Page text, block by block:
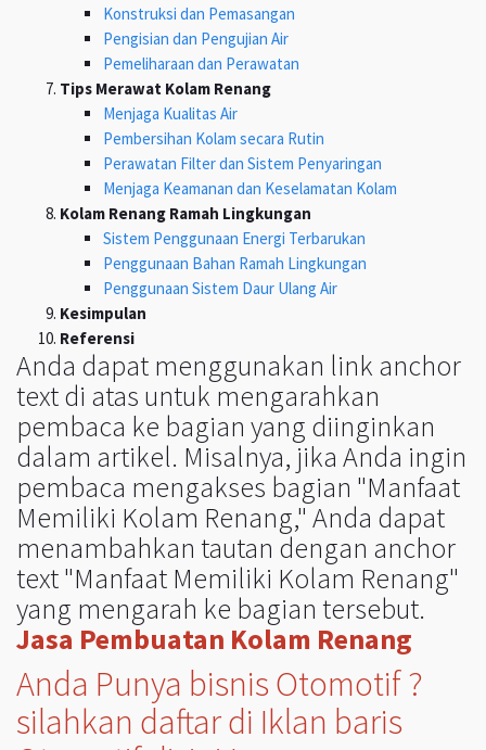
Konstruksi dan Pemasangan
Pengisian dan Pengujian Air
Pemeliharaan dan Perawatan
Tips Merawat Kolam Renang
Menjaga Kualitas Air
Pembersihan Kolam secara Rutin
Perawatan Filter dan Sistem Penyaringan
Menjaga Keamanan dan Keselamatan Kolam
Kolam Renang Ramah Lingkungan
Sistem Penggunaan Energi Terbarukan
Penggunaan Bahan Ramah Lingkungan
Penggunaan Sistem Daur Ulang Air
Kesimpulan
Referensi
Anda dapat menggunakan link anchor
text di atas untuk mengarahkan
pembaca ke bagian yang diinginkan
dalam artikel. Misalnya, jika Anda ingin
pembaca mengakses bagian "Manfaat
Memiliki Kolam Renang," Anda dapat
menambahkan tautan dengan anchor
text "Manfaat Memiliki Kolam Renang"
yang mengarah ke bagian tersebut.
Jasa Pembuatan Kolam Renang
Anda Punya bisnis Otomotif ?
silahkan daftar di Iklan baris